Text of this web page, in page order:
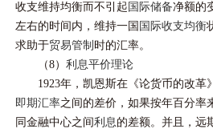
收支维持均衡而不引起 国际储备净额的
左右的时间内，维持一国 国际收支均衡
求助于贸易管制 时的汇率。
（8）利息平价理论
1923年，凯恩斯在《论货币的改革
即期汇率之间的差价，如果按年百分率
同金融中心之间利息的差额。并且，远